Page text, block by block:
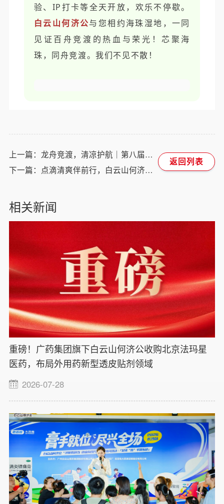
验、IP打卡等全天开放，欢乐不停歇。
白云山何济公与您相约海珠湿地，一同
见证百舟竞渡的热血与荣光！芯聚海
珠，同舟竞渡。我们不见不散！
上一篇：龙舟竞渡，清凉护航｜第八届海珠湿地龙船景圆满落幕
下一篇：点滴清爽伴前行，白云山何济公为高考学子加油！
返回列表
相关新闻
重磅！广药集团旗下白云山何济公收购北京法玛星
医药，布局外用药新型透皮贴剂领域
2026-07-28